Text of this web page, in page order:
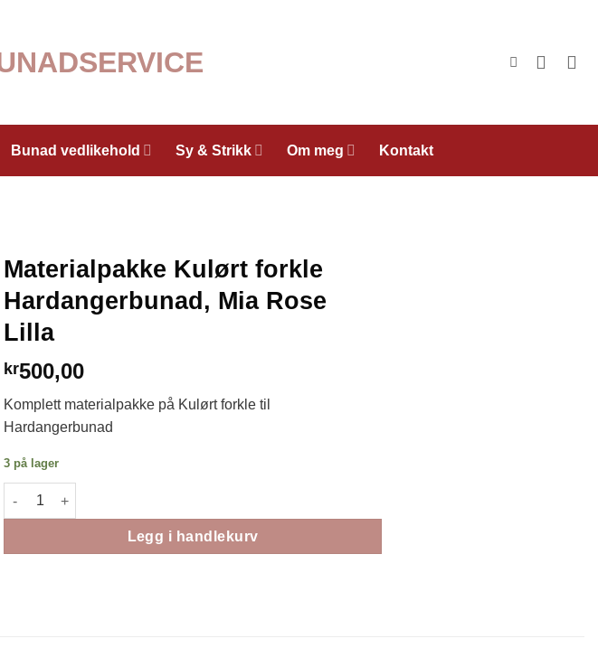
Bunad vedlikehold Sy & Strikk Om meg Kontakt
Materialpakke Kulørt forkle
Hardangerbunad, Mia Rose
Lilla
kr500,00
Komplett materialpakke på Kulørt forkle til
Hardangerbunad
3 på lager
Materialpakke Kulørt forkle Hardangerbunad, Mia Rose Lilla antall
Legg i handlekurv